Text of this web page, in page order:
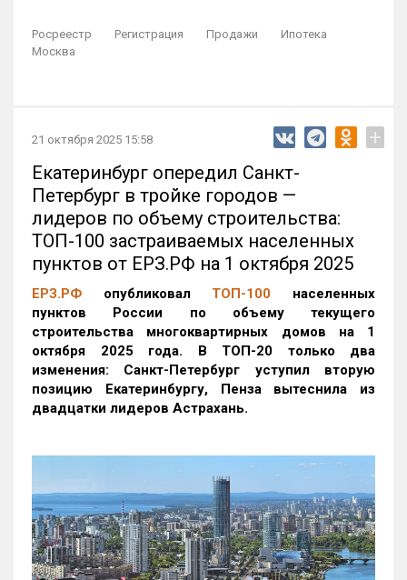
Росреестр Регистрация Продажи
Ипотека
Москва
21 октября 2025 15:58 +
Екатеринбург опередил Санкт-
Петербург в тройке городов —
лидеров по объему строительства:
ТОП-100 застраиваемых населенных
пунктов от ЕРЗ.РФ на 1 октября 2025
ЕРЗ.РФ опубликовал ТОП-100 населенных
пунктов России по объему текущего
строительства многоквартирных домов на 1
октября 2025 года. В ТОП-20 только два
изменения: Санкт-Петербург уступил вторую
позицию Екатеринбургу, Пенза вытеснила из
двадцатки лидеров Астрахань.